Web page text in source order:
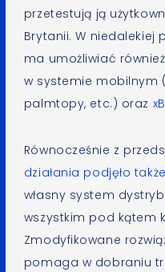
przetestują ją
Brytanii. W niedalekiej
ma umożliwiać
w systemie mobilnym
palmtopy, etc.) oraz
Równocześnie z
działania podjęło
własny system
wszystkim pod kątem
Zmodyfikowane
pomaga w dobraniu